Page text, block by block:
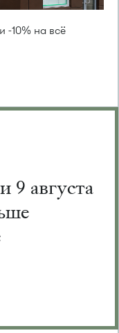
-10% на всё
августа